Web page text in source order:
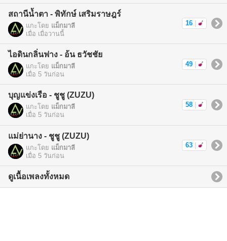
สถานีน้ำตา - พิทักษ์ เสริมราษฎร์
แกะโดย แม็กมาลี
เมื่อ เมื่อวานนี้
16
ไอดินกลิ่นฟาง - อ้น ธวัชชัย
แกะโดย แม็กมาลี
เมื่อ 5 วันก่อน
49
บุญแข่งเรือ - ชูชู (ZUZU)
แกะโดย แม็กมาลี
เมื่อ 5 วันก่อน
58
แม่ย่านาง - ชูชู (ZUZU)
แกะโดย แม็กมาลี
เมื่อ 5 วันก่อน
63
ดูเนื้อเพลงทั้งหมด